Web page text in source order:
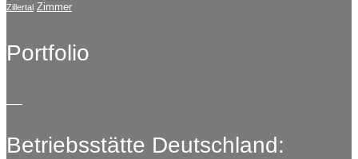
Zillertal Zimmer
Portfolio
Betriebsstätte Deutschland: